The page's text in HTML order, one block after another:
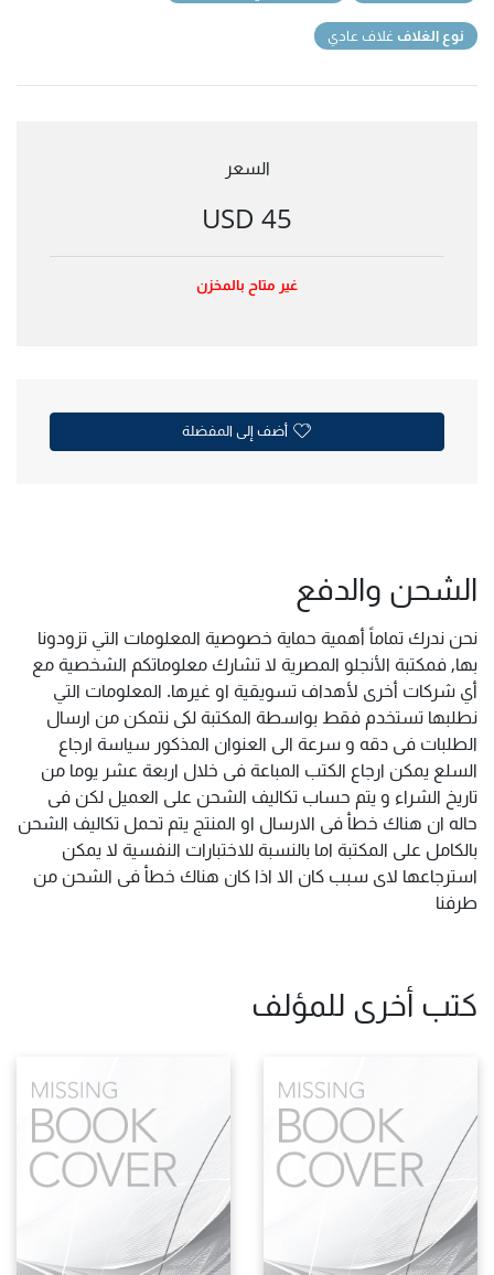
نوع الغلاف غلاف عادي
السعر
45 USD
غير متاح بالمخزن
أضف إلى المفضلة
الشحن والدفع
نحن ندرك تماماً أهمية حماية خصوصية المعلومات التي تزودونا
بها, فمكتبة الأنجلو المصرية لا تشارك معلوماتكم الشخصية مع
أي شركات أخرى لأهداف تسويقية او غيرها. المعلومات التي
نطلبها تستخدم فقط بواسطة المكتبة لكى نتمكن من ارسال
الطلبات فى دقه و سرعة الى العنوان المذكور سياسة ارجاع
السلع يمكن ارجاع الكتب المباعة فى خلال اربعة عشر يوما من
تاريخ الشراء و يتم حساب تكاليف الشحن على العميل لكن فى
حاله ان هناك خطأ فى الارسال او المنتج يتم تحمل تكاليف الشحن
بالكامل على المكتبة اما بالنسبة للاختبارات النفسية لا يمكن
استرجاعها لاى سبب كان الا اذا كان هناك خطأ فى الشحن من
طرفنا
كتب أخرى للمؤلف